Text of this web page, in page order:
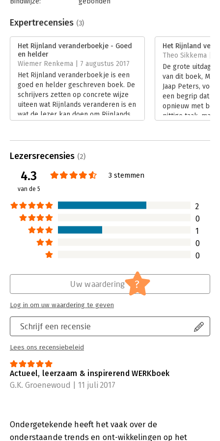
Uitgever:
Business Contact
Verschijningsdatum:
2-6-2017
Hoofdrubriek:
Verandermanagement
Het Rijnland
Expertrecensies (3)
Het Rijnland veranderboekje - Goed
en helder
Wiemer Renkema | 7 augustus 2017
Het Rijnland veranderboekje is een
goed en helder geschreven boek. De
schrijvers zetten op concrete wijze
uiteen wat Rijnlands veranderen is en
wat de lezer kan doen om Rijnlands
Het Rijnland
Theo Sikkema |
De grote
van dit boek,
Jaap Peters, voor
een begrip dat
opnieuw met
pittige taak,
Lezersrecensies (2)
4.3
van de 5
3 stemmen
2
0
1
0
0
Schrijf een recensie
Lees ons recensiebeleid
Uw waardering ?
Log in om uw waardering te geven
Actueel, leerzaam & inspirerend WERKboek
G.K. Groenewoud | 11 juli 2017
Ondergetekende heeft het vaak over de
onderstaande trends en ont-wikkelingen op het